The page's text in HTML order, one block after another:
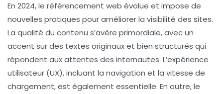
En 2024, le référencement web évolue et impose de
nouvelles pratiques pour améliorer la visibilité des sites.
La qualité du contenu s’avère primordiale, avec un
accent sur des textes originauxet bien structurés qui
répondent aux attentes des internautes. L’expérience
utilisateur (UX), incluant la navigation et la vitesse de
chargement, est également essentielle. En outre, le